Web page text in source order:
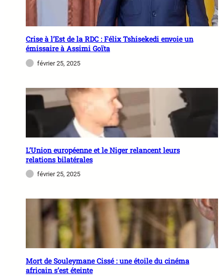
Crise à l’Est de la RDC : Félix Tshisekedi envoie un
émissaire à Assimi Goïta
février 25, 2025
L’Union européenne et le Niger relancent leurs
relations bilatérales
février 25, 2025
Mort de Souleymane Cissé : une étoile du cinéma
africain s’est éteinte